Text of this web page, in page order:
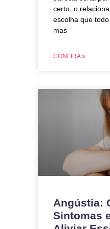
certo, o
escolha que
mas
CONFIRA »
Angústia:
Sintomas